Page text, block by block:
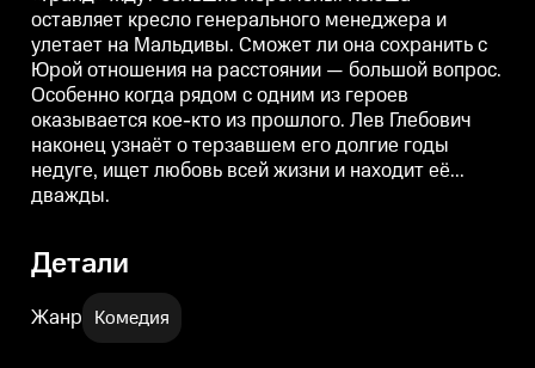
терзавшем его долгие годы
недуге, ищет любовь всей
жизни и находит её... дважды.
терзавшем его долгие годы
недуге, ищет любовь всей
жизни и находит её... дважды.
оставляет кресло генерального менеджера и
улетает на Мальдивы. Сможет ли она сохранить с
Юрой отношения на расстоянии — большой вопрос.
Особенно когда рядом с одним из героев
оказывается кое-кто из прошлого. Лев Глебович
наконец узнаёт о терзавшем его долгие годы
недуге, ищет любовь всей жизни и находит её...
дважды.
Детали
Жанр Комедия